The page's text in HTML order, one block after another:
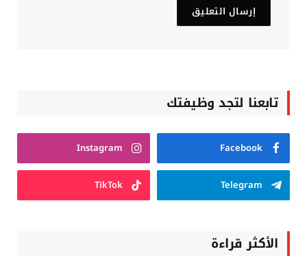
تابعنا لتجد وظيفتك
Facebook
Instagram
Telegram
TikTok
الأكثر قراءة